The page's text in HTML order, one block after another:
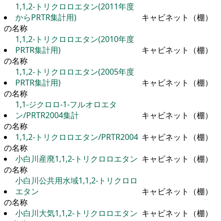
1,1,2-トリクロロエタン(2011年度
からPRTR集計用)
キャビネット（棚）
の名称
1,1,2-トリクロロエタン(2010年度
PRTR集計用)
キャビネット（棚）
の名称
1,1,2-トリクロロエタン(2005年度
PRTR集計用)
キャビネット（棚）
の名称
1,1-ジクロロ-1-フルオロエタ
ン/PRTR2004集計
キャビネット（棚）
の名称
1,1,2-トリクロロエタン/PRTR2004 キャビネット（棚）
の名称
小白川産廃1,1,2-トリクロロエタン キャビネット（棚）
の名称
小白川公共用水域1,1,2-トリクロロ
エタン
キャビネット（棚）
の名称
小白川大気1,1,2-トリクロロエタン キャビネット（棚）